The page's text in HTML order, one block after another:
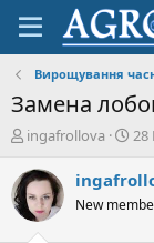
Вирощування
Замена
А
т
о
р
ingafrollova
Д
т
н
28
New